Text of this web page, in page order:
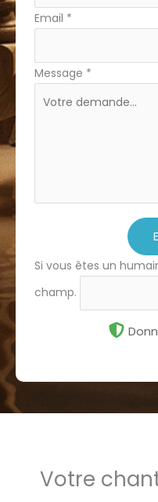
Email *
Message *
Si vous êtes un
champ.
Votre